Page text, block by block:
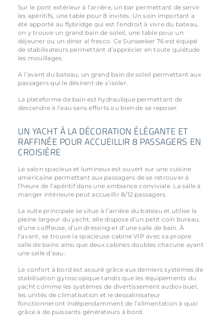
Sur le pont extérieur à l’arrière, un bar permettant de servir
les apéritifs, une table pour 8 invités. Un soin important a
été apporté au flybridge qui est l’endroit à vivre du bateau,
on y trouve un grand bain de soleil, une table pour un
déjeuner ou un diner al fresco. Ce Sunseeker 76 est équipé
de stabilisateurs permettant d’apprécier en toute quiétude
les mouillages.
A l’avant du bateau, un grand bain de soleil permettant aux
passagers qui le désirent de s’isoler.
La plateforme de bain est hydraulique permettant de
descendre à l’eau sans efforts ou bien de se reposer.
UN YACHT À LA DÉCORATION ÉLÉGANTE ET
RAFFINÉE POUR ACCUEILLIR 8 PASSAGERS EN
CROISIÈRE
Le salon spacieux et lumineux est ouvert sur une cuisine
américaine permettant aux passagers de se retrouver à
l’heure de l’apéritif dans une ambiance conviviale. La salle à
manger intérieure peut accueillir 8/12 passagers.
La suite principale se situe à l’arrière du bateau et utilise la
pleine largeur du yacht, elle dispose d’un petit coin bureau,
d’une coiffeuse, d’un dressing et d’une salle de bain. À
l’avant, se trouve la spacieuse cabine VIP avec sa propre
salle de bains ainsi que deux cabines doubles chacune ayant
une salle d’eau.
Le confort à bord est assuré grâce aux derniers systèmes de
stabilisation gyroscopique tandis que les équipements du
yacht comme les systèmes de divertissement audiovisuel,
les unités de climatisation et le dessalinisateur
fonctionneront indépendamment de l’alimentation à quai
grâce à de puissants générateurs à bord.